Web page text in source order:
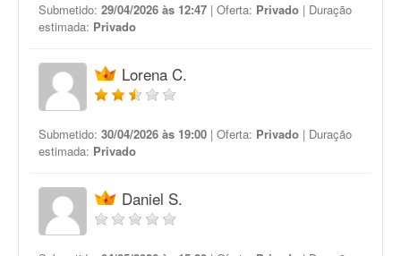
Submetido: 29/04/2026 às 12:47 | Oferta: Privado | Duração
estimada: Privado
Lorena C.
Submetido: 30/04/2026 às 19:00 | Oferta: Privado | Duração
estimada: Privado
Daniel S.